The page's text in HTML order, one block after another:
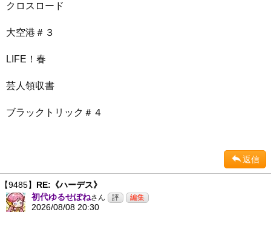
クロスロード
大空港＃３
LIFE！春
芸人領収書
ブラックトリック＃４
返信
【9485】 RE:《ハーデス》
初代ゆるせぽねさん
2026/08/08 20:30